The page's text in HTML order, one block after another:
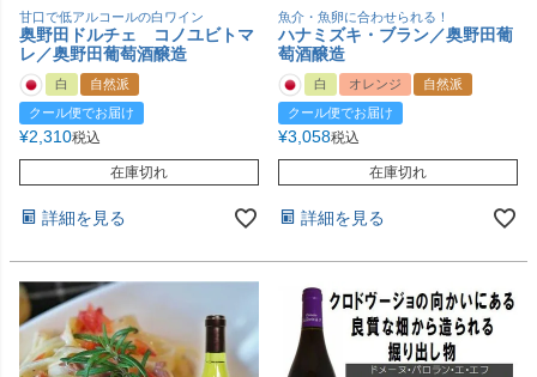
甘口で低アルコールの白ワイン
奥野田ドルチェ コノユビトマ
レ／奥野田葡萄酒醸造
白
自然派
クール便でお届け
¥2,310税込
在庫切れ
詳細を見る
魚介・魚卵に合わせられる！
ハナミズキ・ブラン／奥野田葡
萄酒醸造
白 オレンジ
自然派
クール便でお届け
¥3,058税込
在庫切れ
詳細を見る